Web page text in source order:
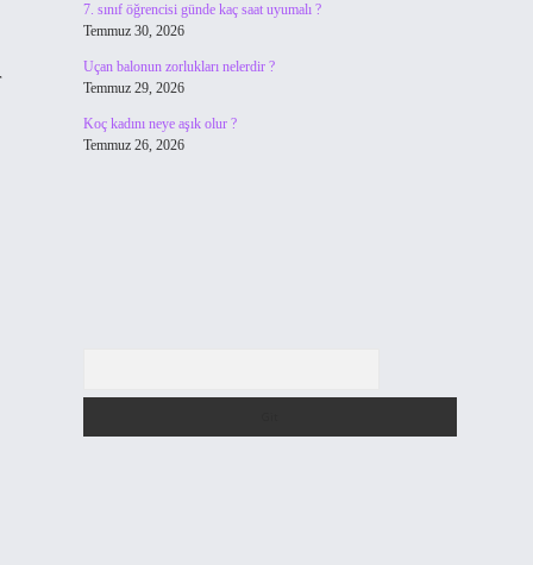
7. sınıf öğrencisi günde kaç saat uyumalı ?
Temmuz 30, 2026
Uçan balonun zorlukları nelerdir ?
Temmuz 29, 2026
Koç kadını neye aşık olur ?
Temmuz 26, 2026